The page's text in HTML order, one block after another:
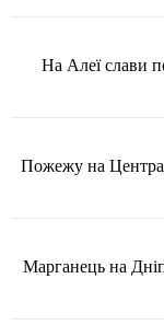
На Алеї слави
Пожежу на
Марганець на